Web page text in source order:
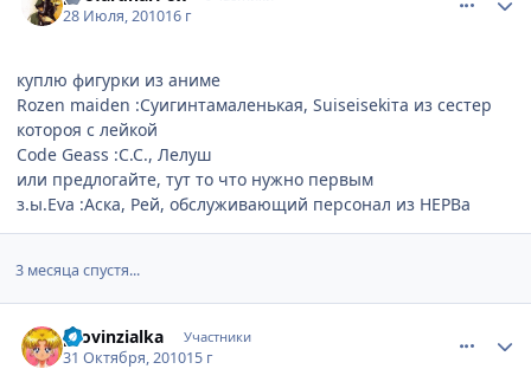
28 Июля, 201016 г
куплю фигурки из аниме
Rozen maiden :Суигинтамаленькая, Suiseisekiта из сестер
котороя с лейкой
Code Geass :С.С., Лелуш
или предлогайте, тут то что нужно первым
з.ы.Eva :Аска, Рей, обслуживающий персонал из НЕРВа
3 месяца спустя...
provinzialka Участники
31 Октября, 201015 г